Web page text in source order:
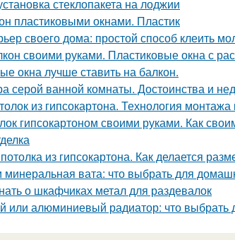
стеклопакета на лоджии
пластиковыми окнами. Пластик
своего дома: простой способ клеить
своими руками. Пластиковые окна с
окна лучше ставить на балкон.
серой ванной комнаты. Достоинства и
из гипсокартона. Технология монтажа
гипсокартоном своими руками. Как
из гипсокартона. Как делается
минеральная вата: что выбрать для
о шкафчиках метал для раздевалок
или алюминиевый радиатор: что